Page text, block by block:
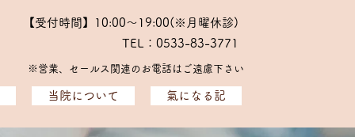
【受付時間】10:00～19:00(※月曜休診)
TEL：0533-83-3771
※​営業、セールス関連のお電話はご遠慮下さい
当院について 氣になる記